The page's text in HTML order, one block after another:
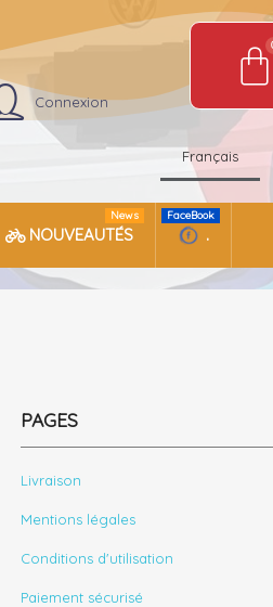
Connexion
Français
NOUVEAUTÉS
News
.
FaceBook
PAGES
Livraison
Mentions légales
Conditions d'utilisation
Paiement sécurisé